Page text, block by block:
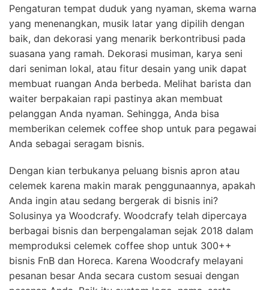
Pengaturan tempat duduk yang nyaman, skema warna
yang menenangkan, musik latar yang dipilih dengan
baik, dan dekorasi yang menarik berkontribusi pada
suasana yang ramah. Dekorasi musiman, karya seni
dari seniman lokal, atau fitur desain yang unik dapat
membuat ruangan Anda berbeda. Melihat barista dan
waiter berpakaian rapi pastinya akan membuat
pelanggan Anda nyaman. Sehingga, Anda bisa
memberikan celemek coffee shop untuk para pegawai
Anda sebagai seragam bisnis.
Dengan kian terbukanya peluang bisnis apron atau
celemek karena makin marak penggunaannya, apakah
Anda ingin atau sedang bergerak di bisnis ini?
Solusinya ya Woodcrafy. Woodcrafy telah dipercaya
berbagai bisnis dan berpengalaman sejak 2018 dalam
memproduksi celemek coffee shop untuk 300++
bisnis FnB dan Horeca. Karena Woodcrafy melayani
pesanan besar Anda secara custom sesuai dengan